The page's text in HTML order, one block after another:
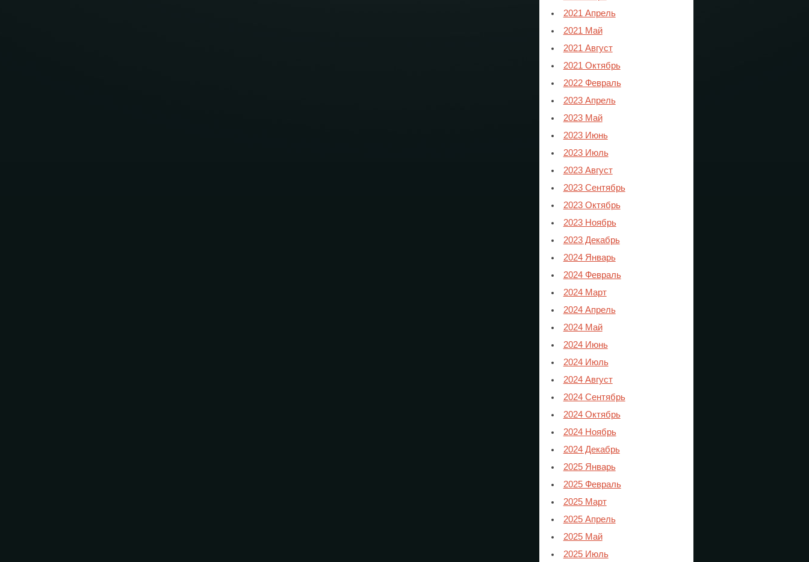
2021 Апрель
2021 Май
2021 Август
2021 Октябрь
2022 Февраль
2023 Апрель
2023 Май
2023 Июнь
2023 Июль
2023 Август
2023 Сентябрь
2023 Октябрь
2023 Ноябрь
2023 Декабрь
2024 Январь
2024 Февраль
2024 Март
2024 Апрель
2024 Май
2024 Июнь
2024 Июль
2024 Август
2024 Сентябрь
2024 Октябрь
2024 Ноябрь
2024 Декабрь
2025 Январь
2025 Февраль
2025 Март
2025 Апрель
2025 Май
2025 Июль